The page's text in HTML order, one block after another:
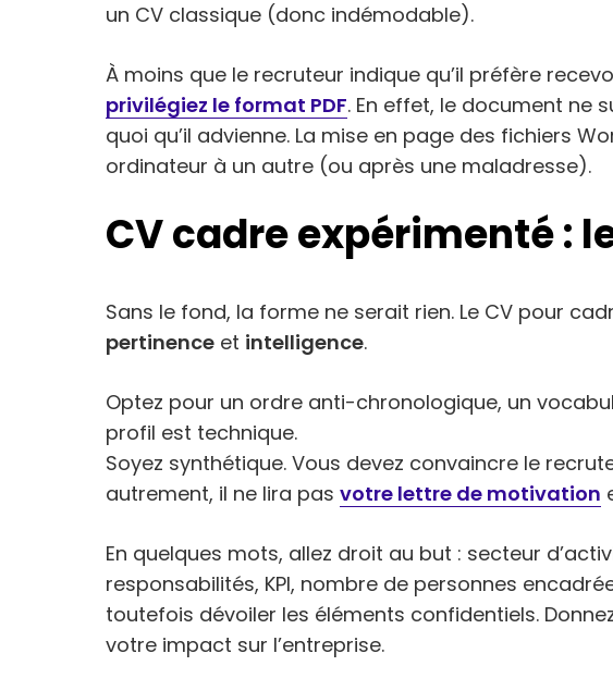
un CV classique (donc indémodable).
À moins que le recruteur indique qu’il préfère
privilégiez le format PDF. En effet, le document ne
quoi qu’il advienne. La mise en page des fichiers
ordinateur à un autre (ou après une maladresse).
CV cadre expérimenté :
Sans le fond, la forme ne serait rien. Le CV pour
pertinence et intelligence.
Optez pour un ordre anti-chronologique, un
profil est technique.
Soyez synthétique. Vous devez convaincre le
autrement, il ne lira pas votre lettre de motivation
En quelques mots, allez droit au but : secteur
responsabilités, KPI, nombre de personnes
toutefois dévoiler les éléments confidentiels.
votre impact sur l’entreprise.